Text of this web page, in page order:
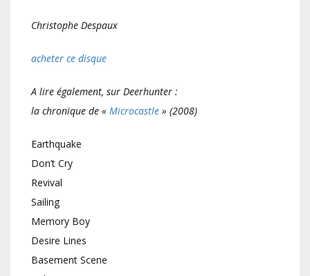
Christophe Despaux
acheter ce disque
A lire également, sur Deerhunter :
la chronique de « Microcastle » (2008)
Earthquake
Don’t Cry
Revival
Sailing
Memory Boy
Desire Lines
Basement Scene